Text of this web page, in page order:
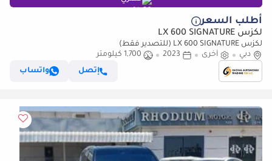
أطلب السعر
لكزس LX 600 SIGNATURE
لكزس LX 600 SIGNATURE (للتصدير فقط)
دبي
أخرى 2023
1,700 كيلومتر
إتصل
واتساب